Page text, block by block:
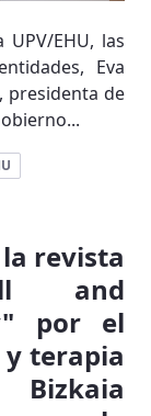
EHU, las
Eva
presidenta de
revista
and
por el
y terapia
Bizkaia